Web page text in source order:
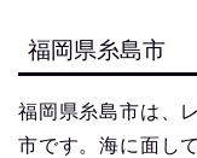
福岡県糸島市
福岡県糸島市は、
市です。海に面し